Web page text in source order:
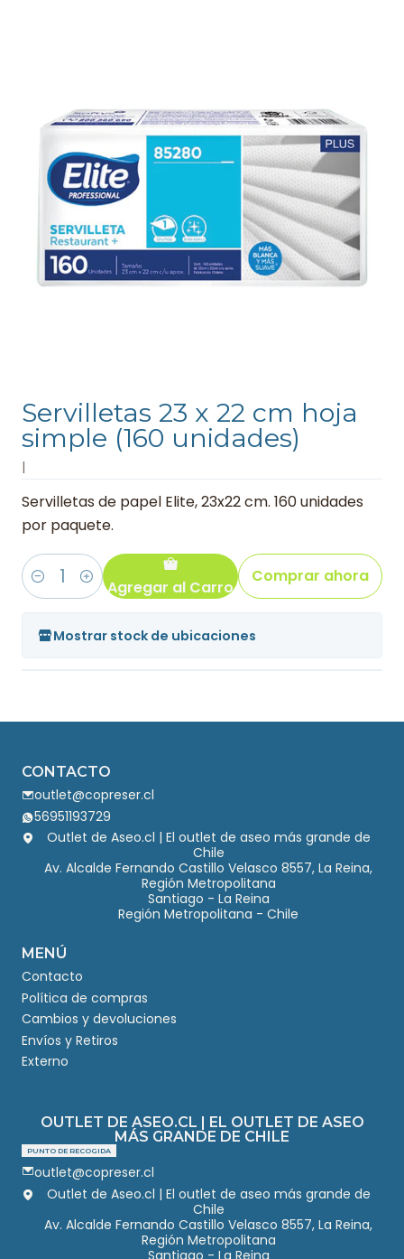
Servilletas 23 x 22 cm hoja
simple (160 unidades)
|
Servilletas de papel Elite, 23x22 cm. 160 unidades
por paquete.
Cantidad Agregar al Carro
Comprar ahora
Mostrar stock de ubicaciones
CONTACTO
outlet@copreser.cl
56951193729
Outlet de Aseo.cl | El outlet de aseo más grande de
Chile
Av. Alcalde Fernando Castillo Velasco 8557, La Reina,
Región Metropolitana
Santiago - La Reina
Región Metropolitana - Chile
MENÚ
Contacto
Política de compras
Cambios y devoluciones
Envíos y Retiros
Externo
OUTLET DE ASEO.CL | EL OUTLET DE ASEO
MÁS GRANDE DE CHILE
PUNTO DE RECOGIDA
outlet@copreser.cl
Outlet de Aseo.cl | El outlet de aseo más grande de
Chile
Av. Alcalde Fernando Castillo Velasco 8557, La Reina,
Región Metropolitana
Santiago - La Reina